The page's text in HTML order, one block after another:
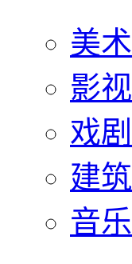
美术
影视
戏剧
建筑
音乐